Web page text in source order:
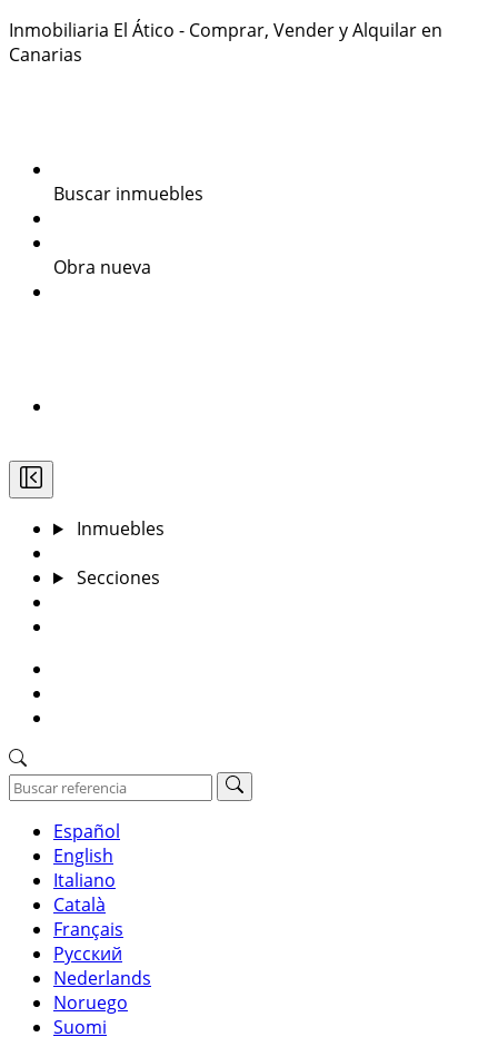
Inmobiliaria El Ático - Comprar, Vender y Alquilar en
Canarias
Buscar inmuebles
Obra nueva
Inmuebles
Secciones
Español
English
Italiano
Català
Français
Русский
Nederlands
Noruego
Suomi